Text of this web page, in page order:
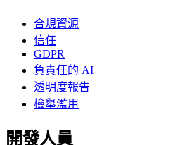
合規資源
信任
GDPR
負責任的 AI
透明度報告
檢舉濫用
開發人員